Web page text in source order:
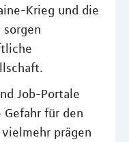
Krieg und die
Job-Portale
für den
prägen